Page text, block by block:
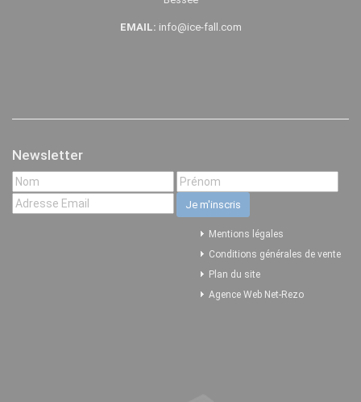
EMAIL: info@ice-fall.com
Newsletter
Mentions légales
Conditions générales de vente
Plan du site
Agence Web Net-Rezo